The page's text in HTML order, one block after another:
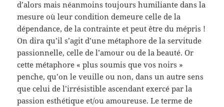
d’alors mais néanmoins toujours humiliante dans la
mesure où leur condition demeure celle de la
dépendance, de la contrainte et peut être du mépris !
On dira qu’il s’agit d’une métaphore de la servitude
passionnelle, celle de l’amour ou de la beauté. Or
cette métaphore « plus soumis que vos noirs »
penche, qu’on le veuille ou non, dans un autre sens
que celui de l’irrésistible ascendant exercé par la
passion esthétique et/ou amoureuse. Le terme de